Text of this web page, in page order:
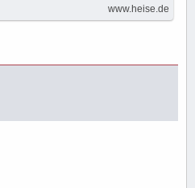
www.heise.de